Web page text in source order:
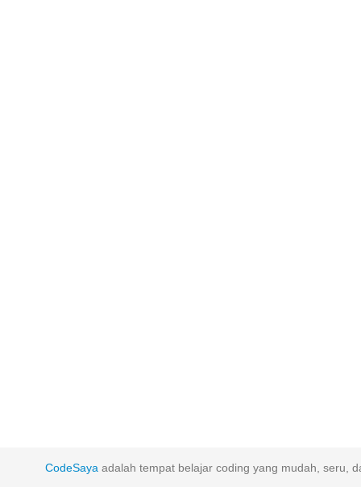
CodeSaya adalah tempat belajar coding yang mudah, seru,